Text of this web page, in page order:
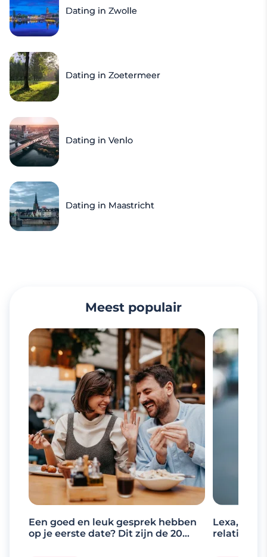
Dating in Zwolle
Dating in Zoetermeer
Dating in Venlo
Dating in Maastricht
Meest populair
Een goed en leuk gesprek hebben
op je eerste date? Dit zijn de 20
Lexa, de
relaties